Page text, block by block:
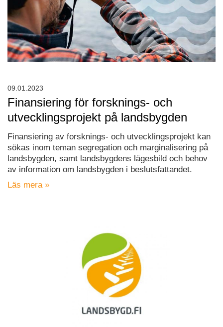
Finansiering för forsknings- och
utvecklingsprojekt på landsbygden
Finansiering av forsknings- och utvecklingsprojekt kan
sökas inom teman segregation och marginalisering på
landsbygden, samt landsbygdens lägesbild och behov
av information om landsbygden i beslutsfattandet.
Läs mera »
09.01.2023